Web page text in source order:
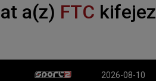
a(z) FTC
2026-08-10